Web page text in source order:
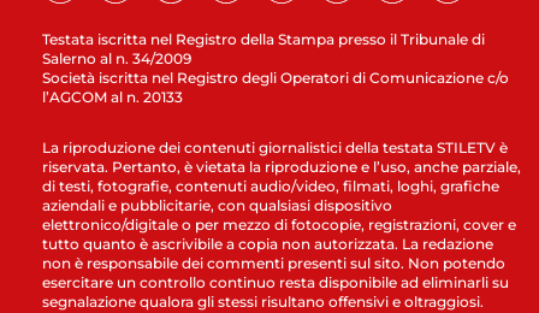
Testata iscritta nel Registro della Stampa presso il Tribunale di
Salerno al n. 34/2009
Società iscritta nel Registro degli Operatori di Comunicazione c/o
l’AGCOM al n. 20133
La riproduzione dei contenuti giornalistici della testata STILETV è
riservata. Pertanto, è vietata la riproduzione e l’uso, anche parziale,
di testi, fotografie, contenuti audio/video, filmati, loghi, grafiche
aziendali e pubblicitarie, con qualsiasi dispositivo
elettronico/digitale o per mezzo di fotocopie, registrazioni, cover e
tutto quanto è ascrivibile a copia non autorizzata. La redazione
non è responsabile dei commenti presenti sul sito. Non potendo
esercitare un controllo continuo resta disponibile ad eliminarli su
segnalazione qualora gli stessi risultano offensivi e oltraggiosi.